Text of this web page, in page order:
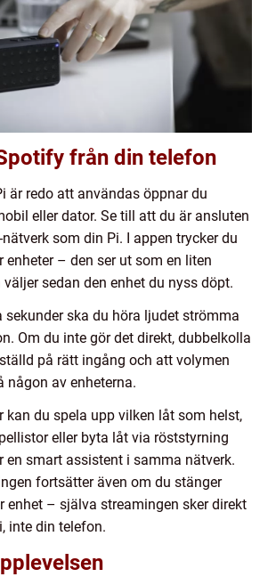
från din telefon
är redo att användas öppnar du
eller dator. Se till att du är ansluten
som din Pi. I appen trycker du
enheter – den ser ut som en liten
sedan den enhet du nyss döpt.
sekunder ska du höra ljudet strömma
Om du inte gör det direkt, dubbelkolla
på rätt ingång och att volymen
någon av enheterna.
kan du spela upp vilken låt som helst,
eller byta låt via röststyrning
en smart assistent i samma nätverk.
fortsätter även om du stänger
enhet – själva streamingen sker direkt
inte din telefon.